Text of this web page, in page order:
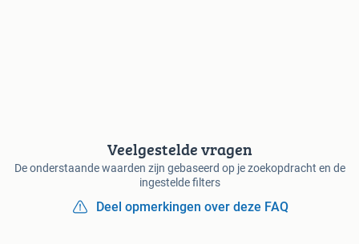
Veelgestelde vragen
De onderstaande waarden zijn gebaseerd op je zoekopdracht en de
ingestelde filters
Deel opmerkingen over deze FAQ